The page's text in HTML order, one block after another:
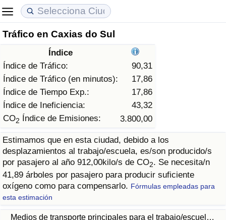
Tráfico en Caxias do Sul
Índice
Índice de Tráfico:
90,31
Índice de Tráfico (en minutos):
17,86
Índice de Tiempo Exp.:
17,86
Índice de Ineficiencia:
43,32
CO2 Índice de Emisiones: 3.800,00
Estimamos que en esta ciudad, debido a los
desplazamientos al trabajo/escuela, es/son producido/s
por pasajero al año 912,00kilo/s de CO2. Se necesita/n
41,89 árboles por pasajero para producir suficiente
oxígeno como para compensarlo. Fórmulas empleadas para
esta estimación
Medios de transporte principales para el trabajo/escuel…
Coste de vida
Índice de Costo de Vida (Actual)
Índice de Costo de Vida
Índice de costo de vida por país
en aqaba
Precios de las propiedades
Índice de Precios de Inmuebles (Actual)
Índice de Precios de Inmuebles
Índice de Precios de Inmuebles por País
Calidad de Vida
Índice de Calidad de Vida
Índice de Calidad de Vida (Actual)
Índice de calidad de vida por país
Delincuencia
Calificación del Índice de Criminalidad
(Actual)